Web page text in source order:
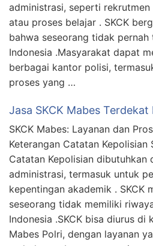
administrasi, seperti rekrutmen
atau proses belajar . SKCK
bahwa seseorang tidak
Indonesia .Masyarakat dapat
berbagai kantor polisi,
proses yang …
Jasa SKCK Mabes
SKCK Mabes: Layanan dan
Keterangan Catatan Kepolisian
Catatan Kepolisian dibutuhkan
administrasi, termasuk untuk
kepentingan akademik . SKCK
seseorang tidak memiliki
Indonesia .SKCK bisa diurus di
Mabes Polri, dengan layanan